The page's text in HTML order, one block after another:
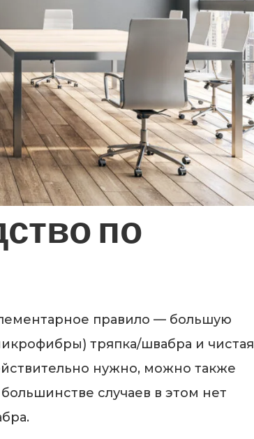
по
правило — большую
тряпка/швабра и чистая
нужно, можно также
случаев в этом нет